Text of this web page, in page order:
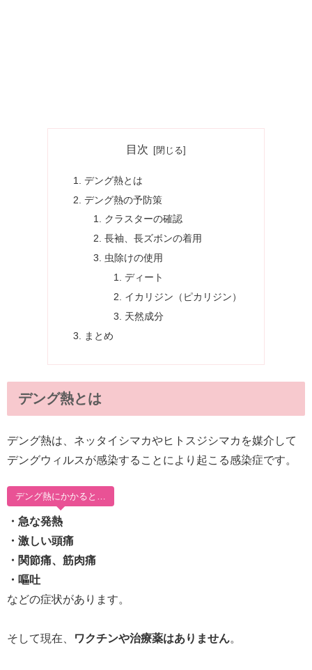
目次
デング熱とは
デング熱の予防策
クラスターの確認
長袖、長ズボンの着用
虫除けの使用
ディート
イカリジン（ピカリジン）
天然成分
まとめ
デング熱とは
デング熱は、ネッタイシマカやヒトスジシマカを媒介して
デングウィルスが感染することにより起こる感染症です。
デング熱にかかると…
・急な発熱
・激しい頭痛
・関節痛、筋肉痛
・嘔吐
などの症状があります。
そして現在、 ワクチンや治療薬はありません。